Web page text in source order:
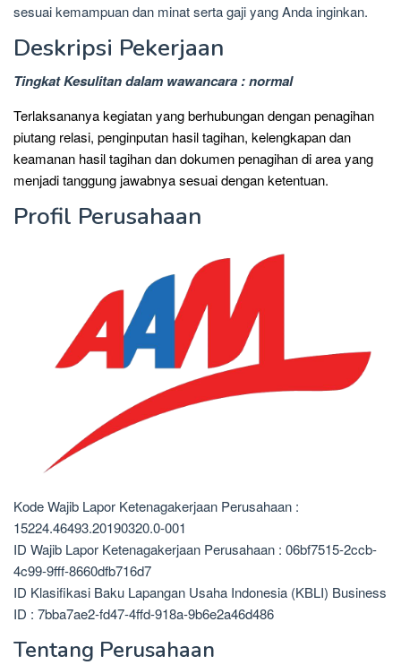
sesuai kemampuan dan minat serta gaji yang Anda inginkan.
Deskripsi Pekerjaan
Tingkat Kesulitan dalam wawancara : normal
Terlaksananya kegiatan yang berhubungan dengan penagihan
piutang relasi, penginputan hasil tagihan, kelengkapan dan
keamanan hasil tagihan dan dokumen penagihan di area yang
menjadi tanggung jawabnya sesuai dengan ketentuan.
Profil Perusahaan
Kode Wajib Lapor Ketenagakerjaan Perusahaan :
15224.46493.20190320.0-001
ID Wajib Lapor Ketenagakerjaan Perusahaan : 06bf7515-2ccb-
4c99-9fff-8660dfb716d7
ID Klasifikasi Baku Lapangan Usaha Indonesia (KBLI) Business
ID : 7bba7ae2-fd47-4ffd-918a-9b6e2a46d486
Tentang Perusahaan